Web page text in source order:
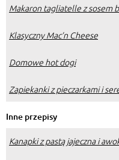
Makaron tagliatelle z sosem
Klasyczny Mac’n Cheese
Domowe hot dogi
Zapiekanki z pieczarkami i
Inne przepisy
Kanapki z pastą jajeczna i